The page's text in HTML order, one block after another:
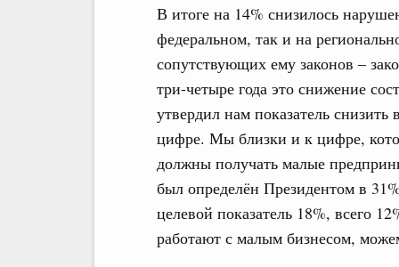
В итоге на 14% снизилось
федеральном, так и на
сопутствующих ему законов –
три-четыре года это снижение
утвердил нам показатель
цифре. Мы близки и к цифре,
должны получать малые
был определён Президентом в
целевой показатель 18%, всего
работают с малым бизнесом,